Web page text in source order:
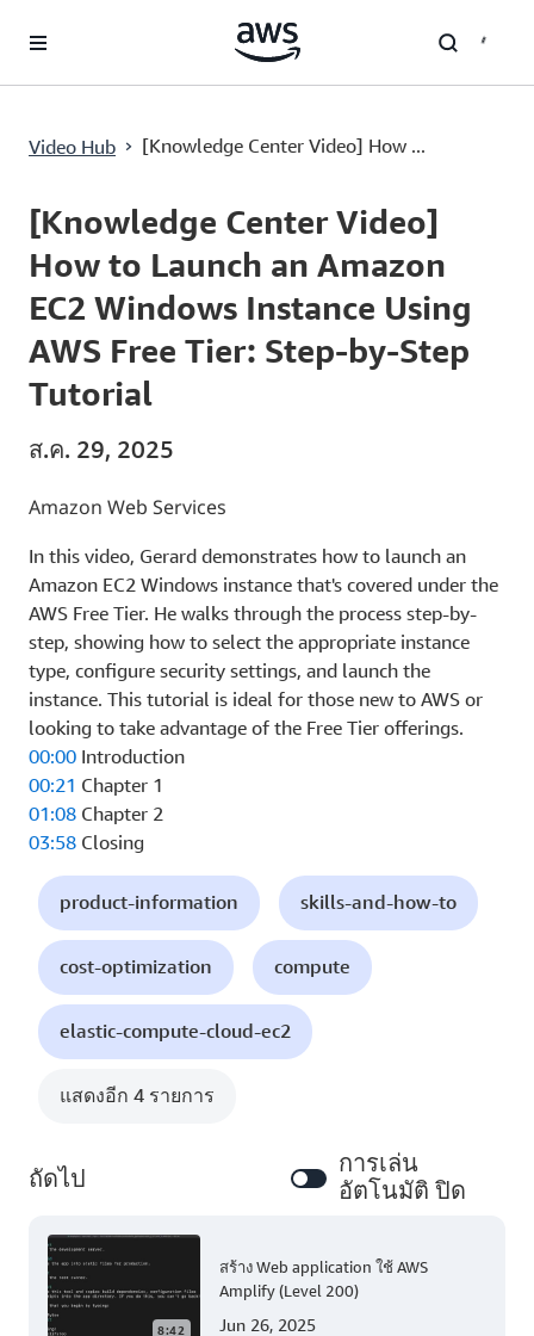
Video Hub › [Knowledge Center Video] How ...
Current
0:04 / Duration
4:14
[Knowledge Center Video]
How to Launch an Amazon
EC2 Windows Instance Using
AWS Free Tier: Step-by-Step
Tutorial
ส.ค. 29, 2025
Amazon Web Services
In this video, Gerard demonstrates how to launch an
Amazon EC2 Windows instance that's covered under the
AWS Free Tier. He walks through the process step-by-
step, showing how to select the appropriate instance
type, configure security settings, and launch the
instance. This tutorial is ideal for those new to AWS or
looking to take advantage of the Free Tier offerings.
00:00 Introduction
00:21 Chapter 1
01:08 Chapter 2
03:58 Closing
product-information skills-and-how-to
cost-optimization compute
elastic-compute-cloud-ec2
แสดงอีก 4 รายการ
ถัดไป
การเล่น
อัตโนมัติ ปิด
8:42
สร้าง Web application ใช้ AWS
Amplify (Level 200)
Jun 26, 2025